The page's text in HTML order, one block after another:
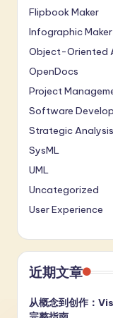
Flipbook Maker
Infographic Maker
Object-Oriented
OpenDocs
Project
Software
Strategic Analysis
SysML
UML
Uncategorized
User Experience
近期文章
从概念到创作：